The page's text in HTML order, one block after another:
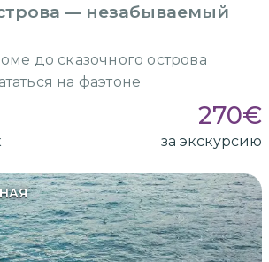
— незабываемый
до сказочного острова
на фаэтоне
270€
за экскурсию